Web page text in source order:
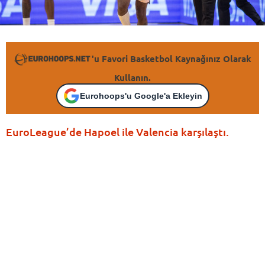
'u Favori Basketbol Kaynağınız Olarak
Kullanın.
Eurohoops'u Google'a Ekleyin
EuroLeague’de Hapoel ile Valencia karşılaştı.